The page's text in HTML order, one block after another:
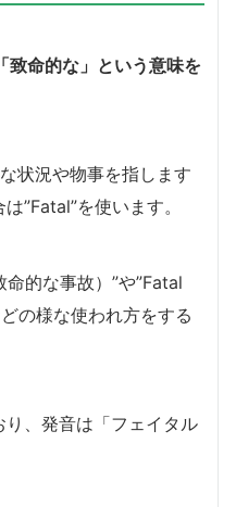
致命的な」という意味を
状況や物事を指します
”Fatal”を使います。
的な事故）”や”Fatal
の様な使われ方をする
、発音は「フェイタル